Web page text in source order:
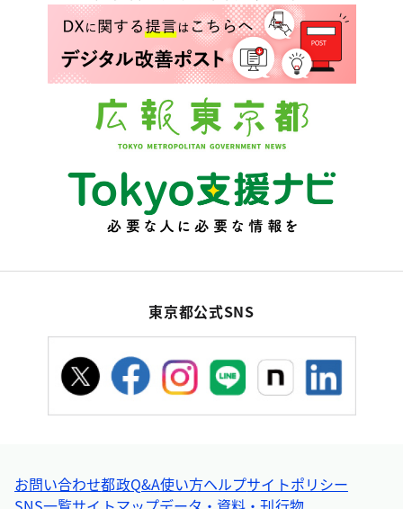
東京都公式SNS
お問い合わせ都政Q&A使い方ヘルプサイトポリシー